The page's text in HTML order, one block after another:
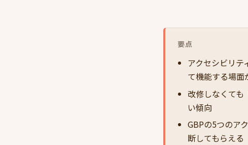
要点
アクセシビリ
て機能する場面
改修しなくても
い傾向
GBPの5つのア
断してもらえる